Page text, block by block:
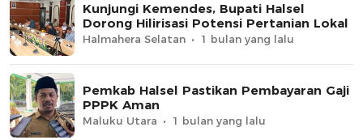
Kunjungi Kemendes, Bupati Halsel
Dorong Hilirisasi Potensi Pertanian Lokal
Halmahera Selatan 1 bulan yang lalu
Pemkab Halsel Pastikan Pembayaran Gaji
PPPK Aman
Maluku Utara 1 bulan yang lalu